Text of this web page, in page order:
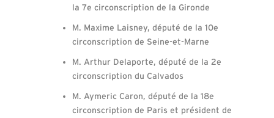
la 7e circonscription de la Gironde
M. Maxime Laisney, député de la 10e
circonscription de Seine-et-Marne
M. Arthur Delaporte, député de la 2e
circonscription du Calvados
M. Aymeric Caron, député de la 18e
circonscription de Paris et président de